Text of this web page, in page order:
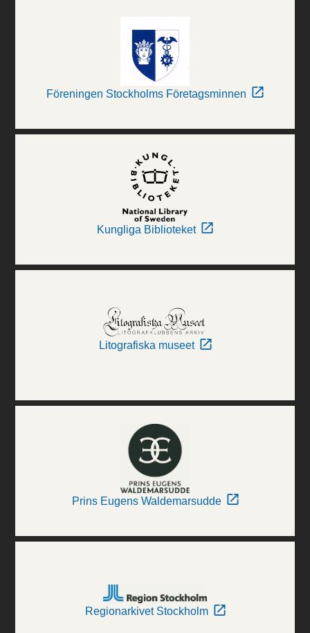
Föreningen Stockholms Företagsminnen
Kungliga Biblioteket
Litografiska museet
Prins Eugens Waldemarsudde
Regionarkivet Stockholm